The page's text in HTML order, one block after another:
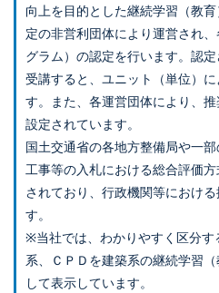
向上を目的とした継続学習（教
定の非営利団体により運営され
グラム）の認定を行います。認
受講すると、ユニット（単位）
す。また、各運営団体により、
設定されています。
国土交通省の各地方整備局や一
工事等の入札における総合評価
されており、行政機関等におけ
す。
※当社では、わかりやすく区分す
系、ＣＰＤを建築系の継続学習
して表示しています。